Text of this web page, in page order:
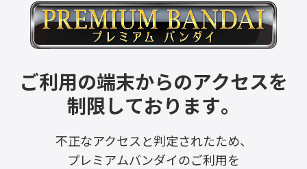
ご利用の端末からのアクセスを
制限しております。
不正なアクセスと判定されたため、
プレミアムバンダイのご利用を